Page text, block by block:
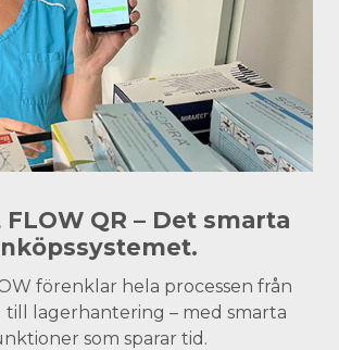
QR – Det smarta
förenklar hela processen från
till lagerhantering – med smarta
som sparar tid.